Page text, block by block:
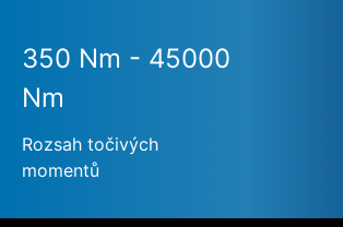
350 Nm - 45000
Nm
Rozsah točivých
momentů